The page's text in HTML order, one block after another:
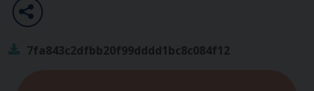
7fa843c2dfbb20f99dddd1bc8c084f12